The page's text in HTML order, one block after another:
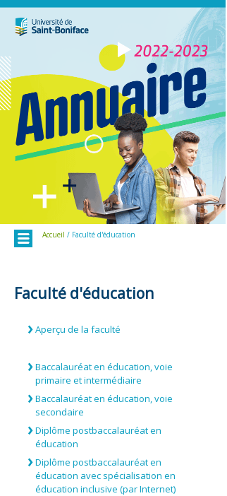
Menu Accueil / Faculté d'éducation
Faculté d'éducation
Aperçu de la faculté
Baccalauréat en éducation, voie
primaire et intermédiaire
Baccalauréat en éducation, voie
secondaire
Diplôme postbaccalauréat en
éducation
Diplôme postbaccalauréat en
éducation avec spécialisation en
éducation inclusive (par Internet)